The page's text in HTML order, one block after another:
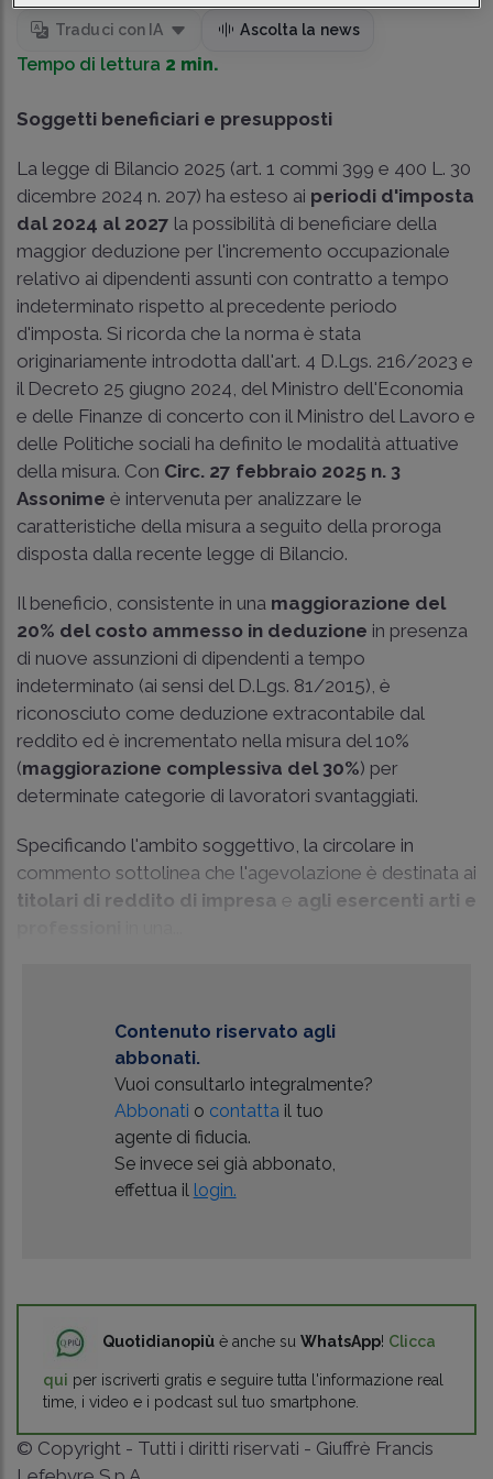
Traduci con IA Ascolta la news
Tempo di lettura 2 min.
Soggetti beneficiari e presupposti
La legge di Bilancio 2025 (art. 1 commi 399 e 400 L. 30
dicembre 2024 n. 207) ha esteso ai periodi d'imposta
dal 2024 al 2027 la possibilità di beneficiare della
maggior deduzione per l'incremento occupazionale
relativo ai dipendenti assunti con contratto a tempo
indeterminato rispetto al precedente periodo
d'imposta. Si ricorda che la norma è stata
originariamente introdotta dall'art. 4 D.Lgs. 216/2023 e
il Decreto 25 giugno 2024, del Ministro dell'Economia
e delle Finanze di concerto con il Ministro del Lavoro e
delle Politiche sociali ha definito le modalità attuative
della misura. Con Circ. 27 febbraio 2025 n. 3
Assonime è intervenuta per analizzare le
caratteristiche della misura a seguito della proroga
disposta dalla recente legge di Bilancio.
Il beneficio, consistente in una maggiorazione del
20% del costo ammesso in deduzione in presenza
di nuove assunzioni di dipendenti a tempo
indeterminato (ai sensi del D.Lgs. 81/2015), è
riconosciuto come deduzione extracontabile dal
reddito ed è incrementato nella misura del 10%
(maggiorazione complessiva del 30%) per
determinate categorie di lavoratori svantaggiati.
Specificando l'ambito soggettivo, la circolare in
commento sottolinea che l'agevolazione è destinata ai
titolari di reddito di impresa e agli esercenti arti e
Contenuto riservato agli
abbonati.
Vuoi consultarlo integralmente?
Abbonati o contatta il tuo
agente di fiducia.
Se invece sei già abbonato,
effettua il login.
Quotidianopiù è anche su WhatsApp! Clicca
qui per iscriverti gratis e seguire tutta l'informazione real
time, i video e i podcast sul tuo smartphone.
© Copyright - Tutti i diritti riservati - Giuffrè Francis